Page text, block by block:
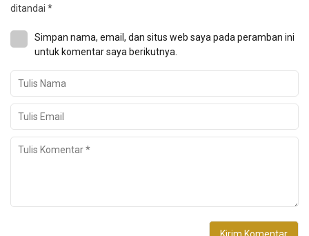
ditandai *
Simpan nama, email, dan situs web saya pada peramban ini
untuk komentar saya berikutnya.